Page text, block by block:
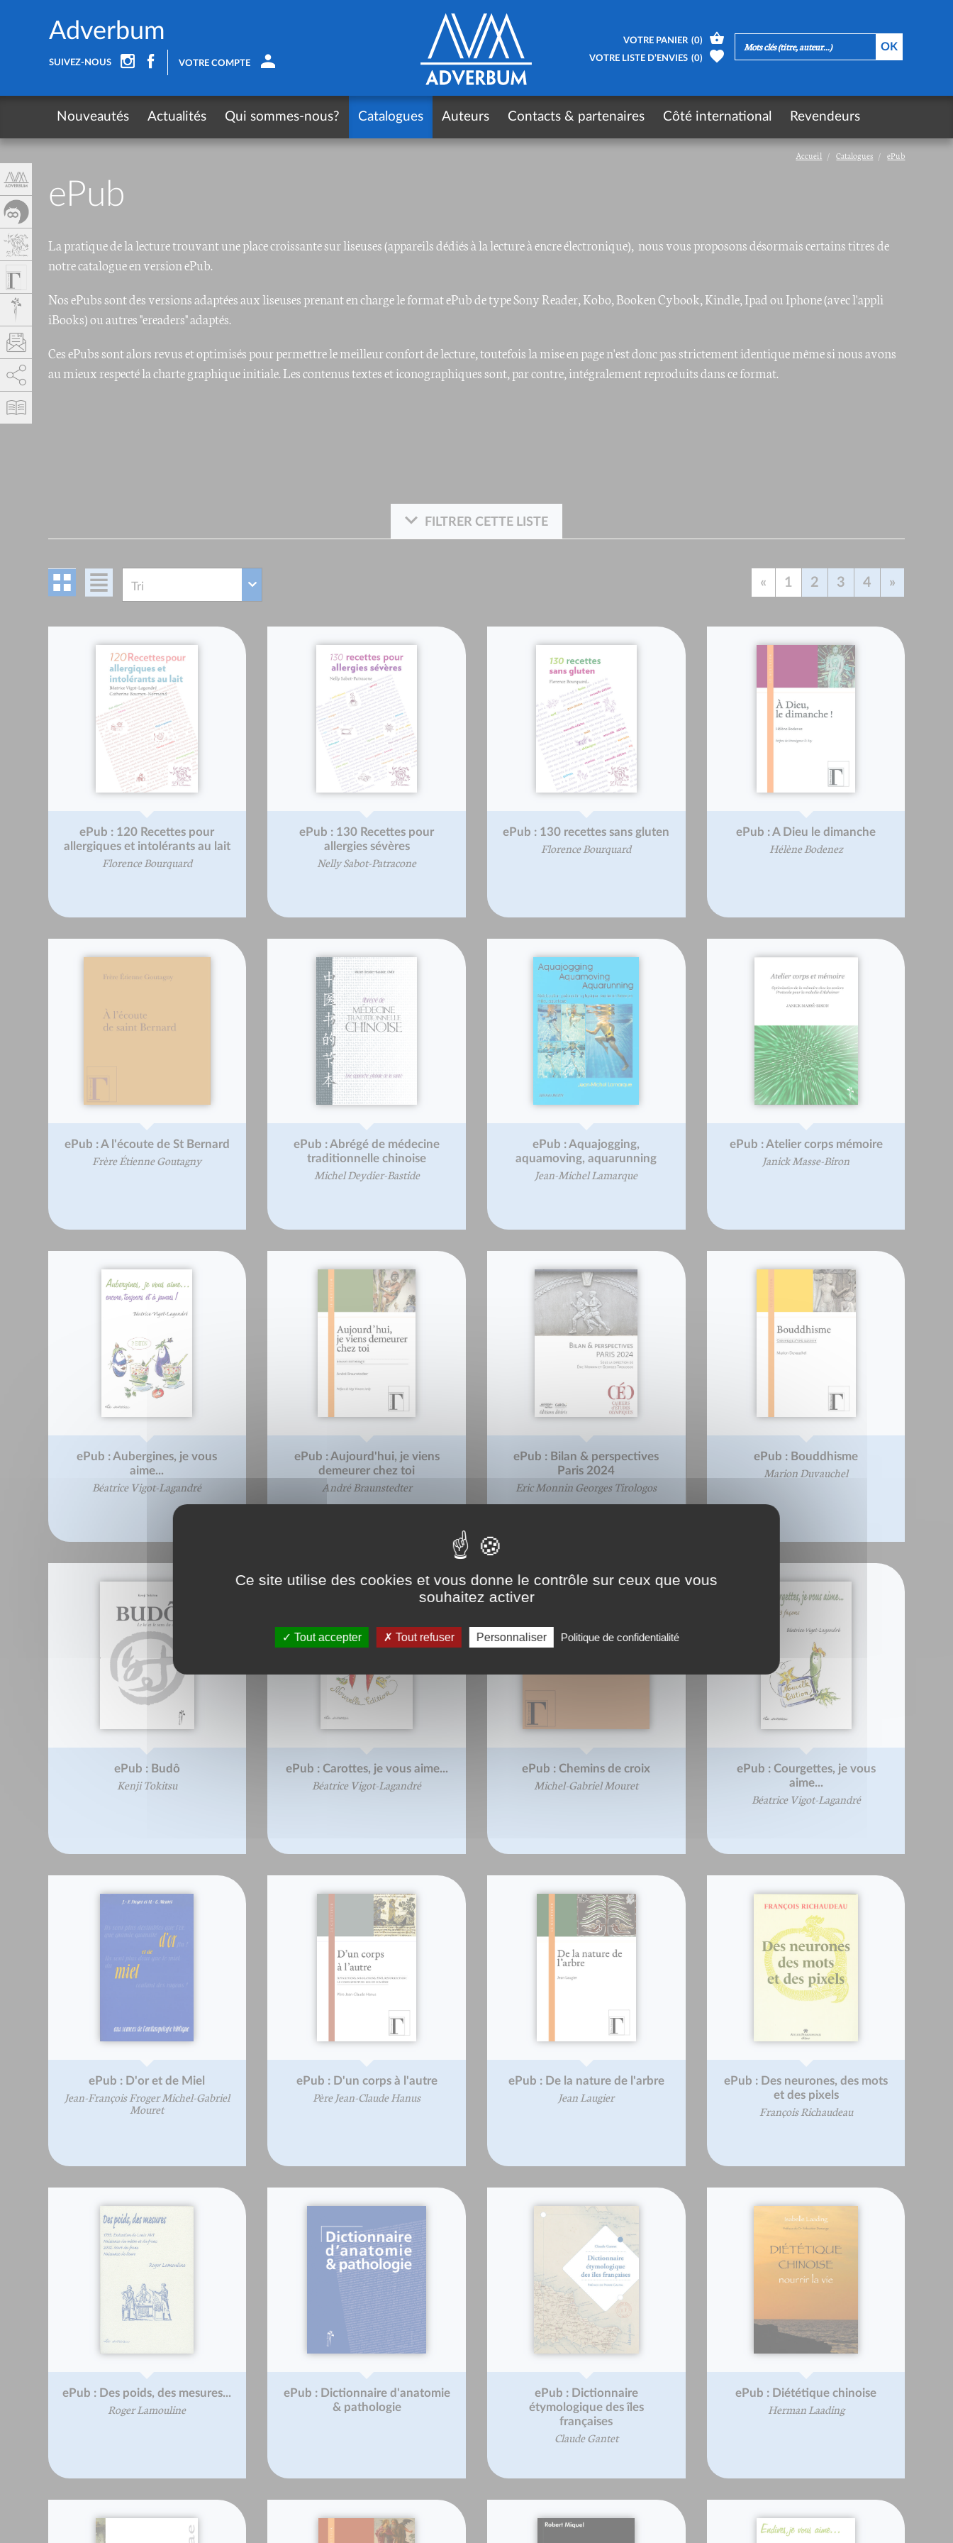
Accueil Catalogues ePub
ePub
La pratique de la lecture trouvant une place croissante sur liseuses (appareils dédiés à la lecture à encre électronique), nous vous proposons désormais certains titres de
notre catalogue en version ePub.
Nos ePubs sont des versions adaptées aux liseuses prenant en charge le format ePub de type Sony Reader, Kobo, Booken Cybook, Kindle, Ipad ou Iphone (avec l'appli
iBooks) ou autres "ereaders" adaptés.
Ces ePubs sont alors revus et optimisés pour permettre le meilleur confort de lecture, toutefois la mise en page n'est donc pas strictement identique même si nous avons
au mieux respecté la charte graphique initiale. Les contenus textes et iconographiques sont, par contre, intégralement reproduits dans ce format.
FILTRER CETTE LISTE
« 1 2 3 4 »
ePub : 120 Recettes pour
allergiques et intolérants au lait
Florence Bourquard
ePub : 130 Recettes pour
allergies sévères
Nelly Sabot-Patracone
ePub : 130 recettes sans gluten
Florence Bourquard
ePub : A Dieu le dimanche
Hélène Bodenez
ePub : A l'écoute de St Bernard
Frère Étienne Goutagny
ePub : Abrégé de médecine
traditionnelle chinoise
Michel Deydier-Bastide
ePub : Aquajogging,
aquamoving, aquarunning
Jean-Michel Lamarque
ePub : Atelier corps mémoire
Janick Masse-Biron
ePub : Aubergines, je vous
aime...
Béatrice Vigot-Lagandré
ePub : Aujourd'hui, je viens
demeurer chez toi
André Braunstedter
ePub : Bilan & perspectives
Paris 2024
Eric Monnin Georges Tirologos
ePub : Bouddhisme
Marion Duvauchel
ePub : Budô
Kenji Tokitsu
ePub : Carottes, je vous aime...
Béatrice Vigot-Lagandré
ePub : Chemins de croix
Michel-Gabriel Mouret
ePub : Courgettes, je vous
aime...
Béatrice Vigot-Lagandré
ePub : D'or et de Miel
Jean-François Froger Michel-Gabriel
Mouret
ePub : D'un corps à l'autre
Père Jean-Claude Hanus
ePub : De la nature de l'arbre
Jean Laugier
ePub : Des neurones, des mots
et des pixels
François Richaudeau
ePub : Des poids, des mesures...
Roger Lamouline
ePub : Dictionnaire d'anatomie
& pathologie
ePub : Dictionnaire
étymologique des îles
françaises
Claude Gantet
ePub : Diététique chinoise
Herman Laading
Adverbum
SUIVEZ-NOUS VOTRE COMPTE
VOTRE PANIER (0)
VOTRE LISTE D’ENVIES (0)
Nouveautés Actualités Qui sommes-nous? Catalogues Auteurs Contacts & partenaires Côté international Revendeurs
AddThis est désactivé. Autoriser
Ce site utilise des cookies et vous donne le contrôle sur ceux que vous
souhaitez activer
Tout accepter Tout refuser Personnaliser Politique de confidentialité